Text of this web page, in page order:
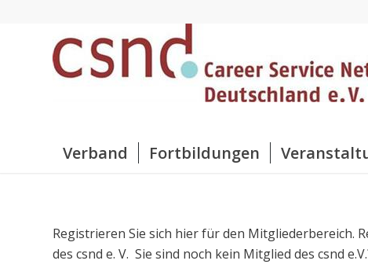
Verband Fortbildungen
Registrieren Sie sich hier für den
des csnd e. V. Sie sind noch kein Mitglied des csnd